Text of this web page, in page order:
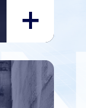
+